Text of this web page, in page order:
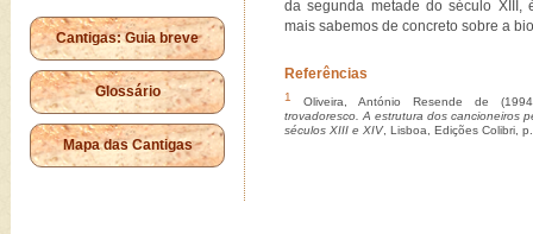
Cantigas: Guia breve
Glossário
Mapa das Cantigas
da segunda metade do século XIII,
mais sabemos de concreto sobre a
Referências
1
Oliveira, António Resende de
trovadoresco. A estrutura dos cancioneiros
séculos XIII e XIV, Lisboa, Edições Colibri,